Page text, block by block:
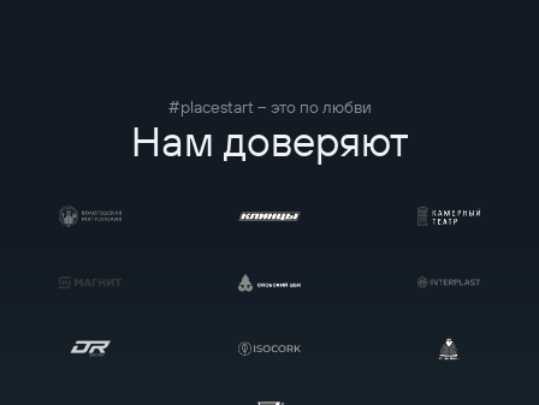
#placestart – это по любви
Нам доверяют